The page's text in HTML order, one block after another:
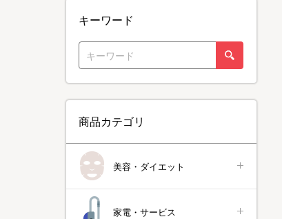
キーワード
商品カテゴリ
美容・ダイエット
家電・サービス